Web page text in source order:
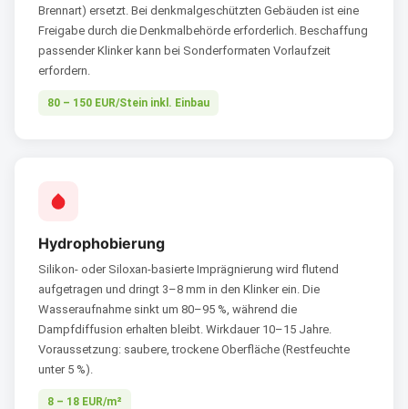
Brennart) ersetzt. Bei denkmalgeschützten Gebäuden ist eine
Freigabe durch die Denkmalbehörde erforderlich. Beschaffung
passender Klinker kann bei Sonderformaten Vorlaufzeit
erfordern.
80 – 150 EUR/Stein inkl. Einbau
Hydrophobierung
Silikon- oder Siloxan-basierte Imprägnierung wird flutend
aufgetragen und dringt 3–8 mm in den Klinker ein. Die
Wasseraufnahme sinkt um 80–95 %, während die
Dampfdiffusion erhalten bleibt. Wirkdauer 10–15 Jahre.
Voraussetzung: saubere, trockene Oberfläche (Restfeuchte
unter 5 %).
8 – 18 EUR/m²